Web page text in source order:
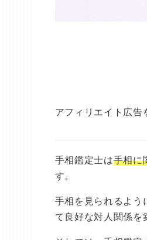
アフィリエイト広告
手相鑑定士は手相に
す。
手相を見られるよう
て良好な対人関係を